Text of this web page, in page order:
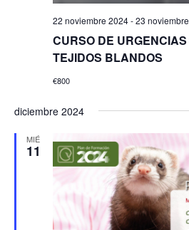
22 noviembre 2024-23
CURSO DE
TEJIDOS BLANDOS
€800
diciembre 2024
MIÉ
11